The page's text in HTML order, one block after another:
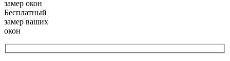
замер окон
Бесплатный
замер ваших
окон